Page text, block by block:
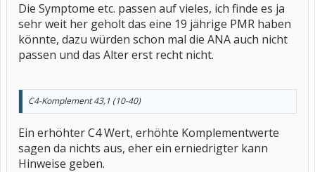
Die Symptome etc. passen auf vieles, ich finde es ja
sehr weit her geholt das eine 19 jährige PMR haben
könnte, dazu würden schon mal die ANA auch nicht
passen und das Alter erst recht nicht.
C4-Komplement 43,1 (10-40)
Ein erhöhter C4 Wert, erhöhte Komplementwerte
sagen da nichts aus, eher ein erniedrigter kann
Hinweise geben.